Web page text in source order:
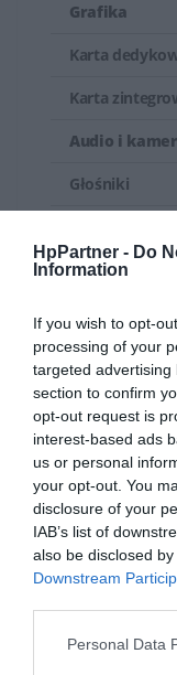
HpPartner - Do
Information
If you wish to opt-
processing of your
targeted
section to confirm
opt-out request is
interest-based ads
us or personal
your opt-out. You
disclosure of your
IAB’s list of
also be disclosed
Downstream
Personal Data
Grafika
Karta
Karta
Audio i
Głośniki
Kamera
Łączność
Wi-Fi
Bluetooth
Karta sieciowa
Porty
USB-A
USB-C
HDMI
Audio jack